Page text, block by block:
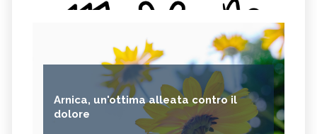
Arnica, un'ottima alleata contro il
dolore